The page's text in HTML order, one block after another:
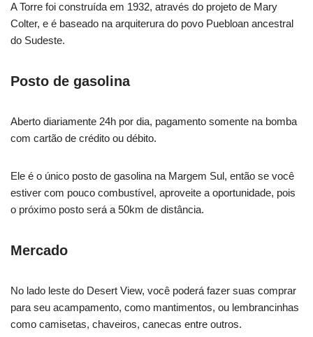
A Torre foi construída em 1932, através do projeto de Mary
Colter, e é baseado na arquiterura do povo Puebloan ancestral
do Sudeste.
Posto de gasolina
Aberto diariamente 24h por dia, pagamento somente na bomba
com cartão de crédito ou débito.
Ele é o único posto de gasolina na Margem Sul, então se você
estiver com pouco combustível, aproveite a oportunidade, pois
o próximo posto será a 50km de distância.
Mercado
No lado leste do Desert View, você poderá fazer suas comprar
para seu acampamento, como mantimentos, ou lembrancinhas
como camisetas, chaveiros, canecas entre outros.